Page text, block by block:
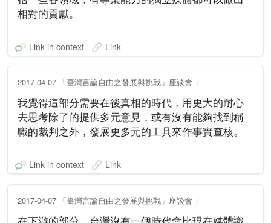
相對的貢獻。
Link in context Link
2017-04-07 「臺灣言論自由之發展與挑戰」座談會
我覺得這部分需要在後真相的時代，用更大的耐心
去思考除了的提供多元意見，或有沒有能夠找到稱
職的裁判之外，發展更多元的工具來作事實查核。
Link in context Link
2017-04-07 「臺灣言論自由之發展與挑戰」座談會